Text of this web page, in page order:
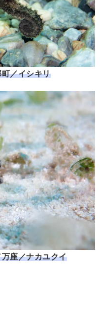
／イシキリ
座／ナカユクイ